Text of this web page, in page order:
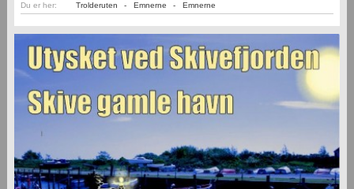
Du er her: Trolderuten - Emnerne - Emnerne